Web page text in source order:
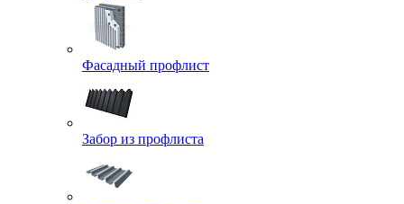
Фасадный профлист
Забор из профлиста